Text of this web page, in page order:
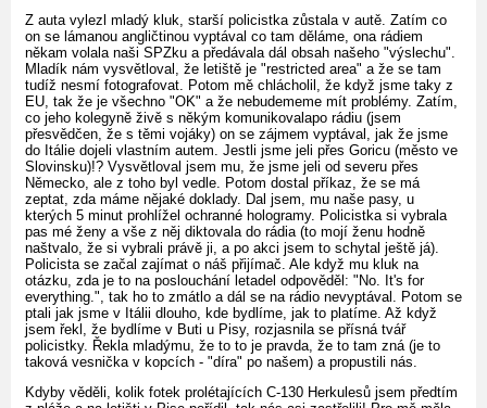
Z auta vylezl mladý kluk, starší policistka zůstala v autě. Zatím co
on se lámanou angličtinou vyptával co tam děláme, ona rádiem
někam volala naši SPZku a předávala dál obsah našeho "výslechu".
Mladík nám vysvětloval, že letiště je "restricted area" a že se tam
tudíž nesmí fotografovat. Potom mě chlácholil, že když jsme taky z
EU, tak že je všechno "OK" a že nebudememe mít problémy. Zatím,
co jeho kolegyně živě s někým komunikovalapo rádiu (jsem
přesvědčen, že s těmi vojáky) on se zájmem vyptával, jak že jsme
do Itálie dojeli vlastním autem. Jestli jsme jeli přes Goricu (město ve
Slovinsku)!? Vysvětloval jsem mu, že jsme jeli od severu přes
Německo, ale z toho byl vedle. Potom dostal příkaz, že se má
zeptat, zda máme nějaké doklady. Dal jsem, mu naše pasy, u
kterých 5 minut prohlížel ochranné hologramy. Policistka si vybrala
pas mé ženy a vše z něj diktovala do rádia (to mojí ženu hodně
naštvalo, že si vybrali právě ji, a po akci jsem to schytal ještě já).
Policista se začal zajímat o náš přijímač. Ale když mu kluk na
otázku, zda je to na poslouchání letadel odpověděl: "No. It's for
everything.", tak ho to zmátlo a dál se na rádio nevyptával. Potom se
ptali jak jsme v Itálii dlouho, kde bydlíme, jak to platíme. Až když
jsem řekl, že bydlíme v Buti u Pisy, rozjasnila se přísná tvář
policistky. Řekla mladýmu, že to to je pravda, že to tam zná (je to
taková vesnička v kopcích - "díra" po našem) a propustili nás.
Kdyby věděli, kolik fotek prolétajících C-130 Herkulesů jsem předtím